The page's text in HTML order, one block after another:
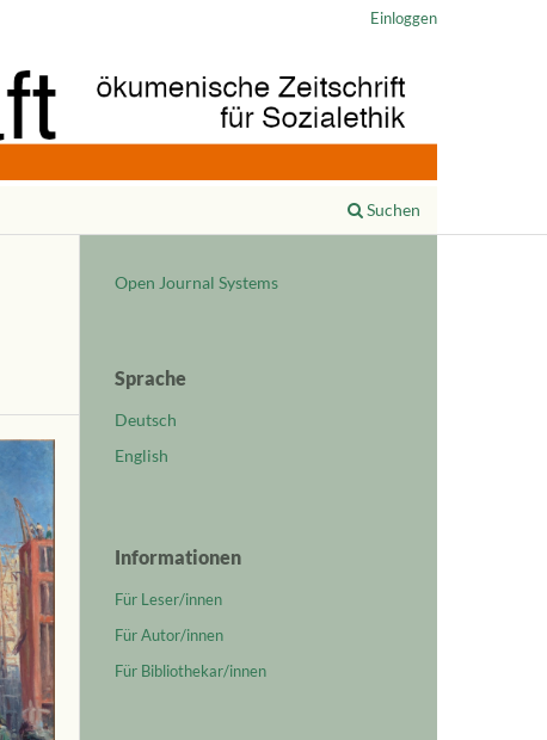
Suchen
Einloggen
Open Journal Systems
Sprache
Deutsch
English
Informationen
Für Leser/innen
Für Autor/innen
Für Bibliothekar/innen